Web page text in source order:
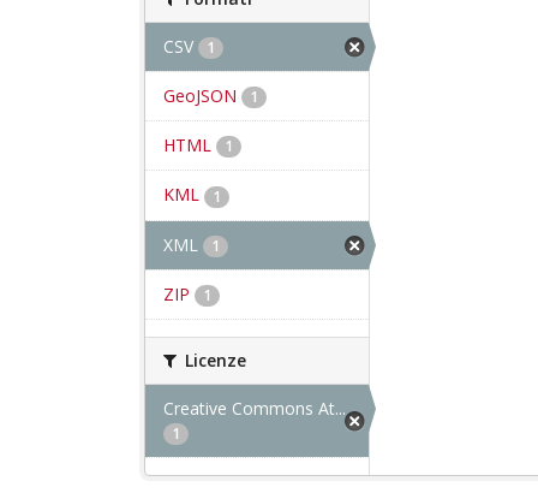
CSV 1
GeoJSON 1
HTML 1
KML 1
XML 1
ZIP 1
Licenze
Creative Commons At...
1